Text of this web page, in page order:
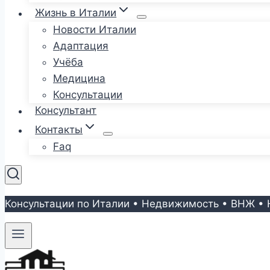
Жизнь в Италии
Новости Италии
Адаптация
Учёба
Медицина
Консультации
Консультант
Контакты
Faq
Консультации по Италии • Недвижимость • ВНЖ •